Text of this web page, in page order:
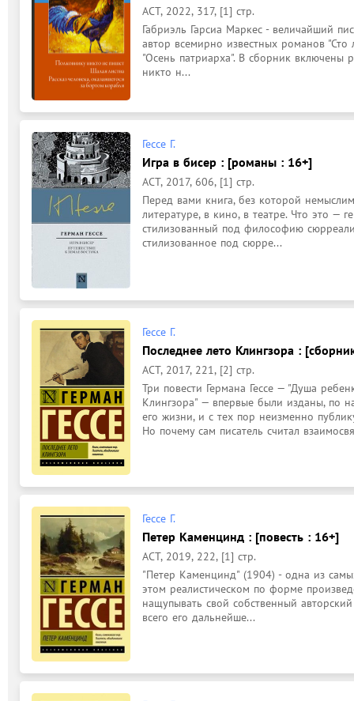
АСТ, 2022, 317, [1] стр.
Габриэль Гарсиа Маркес - величайший
автор всемирно известных романов
"Осень патриарха". В сборник включены
никто н...
Гессе Г.
Игра в бисер : [романы : 16+]
АСТ, 2017, 606, [1] стр.
Перед вами книга, без которой
литературе, в кино, в театре. Что это —
стилизованный под философию
стилизованное под сюрре...
Гессе Г.
Последнее лето Клингзора :
АСТ, 2017, 221, [2] стр.
Три повести Германа Гессе — "Душа
Клингзора" — впервые были изданы, по
его жизни, и с тех пор неизменно
Но почему сам писатель считал
Гессе Г.
Петер Каменцинд : [повесть : 16+]
АСТ, 2019, 222, [1] стр.
"Петер Каменцинд" (1904) - одна из
этом реалистическом по форме
нащупывать свой собственный
всего его дальнейше...